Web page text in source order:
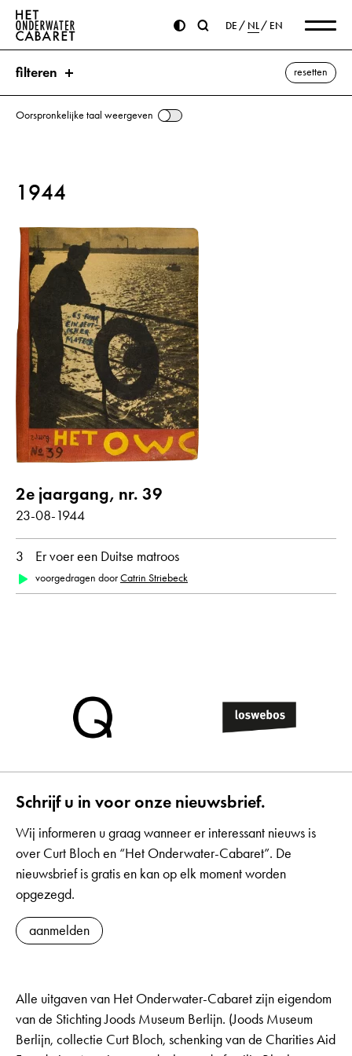
DE NL EN
filteren resetten
Matroos ⌫
Hitler, Adolf
alle weergeven
Gedichten met audiobijdrage
jaar
alle 1944
maand
oorspronkelijke taal
Oorspronkelijke taal weergeven
1944
2e jaargang, nr. 39
23-08-1944
3 Er voer een Duitse matroos
voorgedragen doorCatrin Striebeck
Schrijf u in voor onze nieuwsbrief.
Wij informeren u graag wanneer er interessant nieuws is
over Curt Bloch en “Het Onderwater-Cabaret”. De
nieuwsbrief is gratis en kan op elk moment worden
opgezegd.
aanmelden
Alle uitgaven van Het Onderwater-Cabaret zijn eigendom
van de Stichting Joods Museum Berlijn. (Joods Museum
Berlijn, collectie Curt Bloch, schenking van de Charities Aid